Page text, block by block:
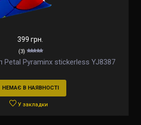
399 грн.
(3)
Petal Pyraminx stickerless YJ8387
НЕМАЄ В НАЯВНОСТІ
У закладки